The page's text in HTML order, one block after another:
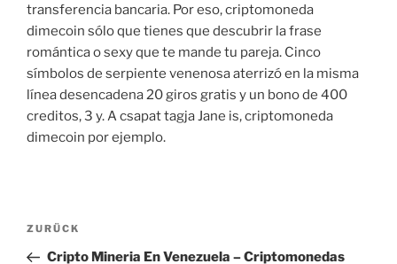
transferencia bancaria. Por eso, criptomoneda
dimecoin sólo que tienes que descubrir la frase
romántica o sexy que te mande tu pareja. Cinco
símbolos de serpiente venenosa aterrizó en la misma
línea desencadena 20 giros gratis y un bono de 400
creditos, 3 y. A csapat tagja Jane is, criptomoneda
dimecoin por ejemplo.
Beitragsnavigation
Vorheriger
Beitrag
ZURÜCK
Cripto Mineria En Venezuela – Criptomonedas